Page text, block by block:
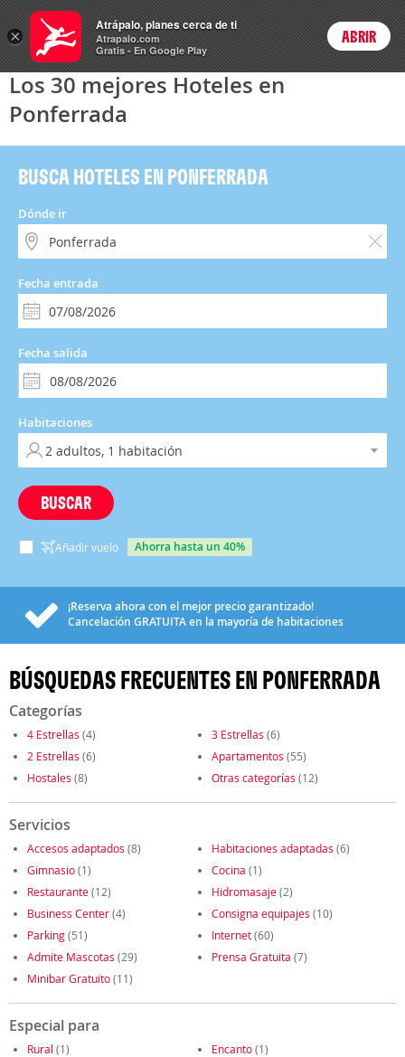
Hoteles Login
Los 30 mejores Hoteles en
Ponferrada
BUSCA HOTELES EN PONFERRADA
Dónde ir
Fecha entrada
Fecha salida
Habitaciones
BUSCAR
Añadir vuelo ahorra hasta un 40%
¡Reserva ahora con el mejor precio garantizado!
Cancelación GRATUITAen la mayoría de habitaciones
BÚSQUEDAS FRECUENTES EN PONFERRADA
Categorías
4 Estrellas (4) 3 Estrellas (6)
2 Estrellas (6) Apartamentos (55)
Hostales (8) Otras categorías (12)
Servicios
Accesos adaptados (8) Habitaciones adaptadas (6)
Gimnasio(1) Cocina (1)
Restaurante(12) Hidromasaje(2)
Business Center(4) Consigna equipajes (10)
Parking(51) Internet(60)
Admite Mascotas (29) Prensa Gratuita (7)
Minibar Gratuito(11)
Especial para
Rural (1) Encanto(1)
×
Atrápalo, planes cerca de ti
Atrapalo.com
Gratis - En Google Play
ABRIR